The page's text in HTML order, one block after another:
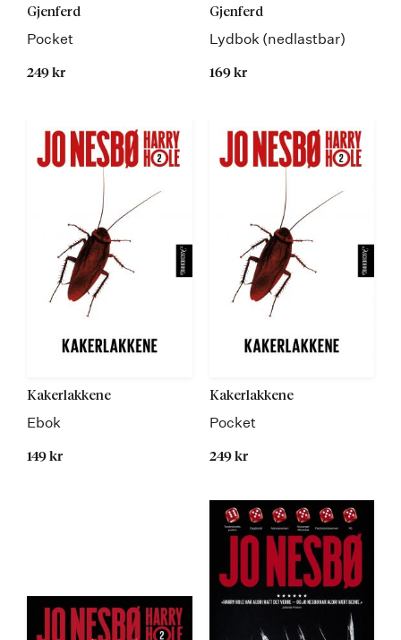
Gjenferd
Pocket
249 kr
Gjenferd
Lydbok (nedlastbar)
169 kr
Kakerlakkene
Ebok
149 kr
Kakerlakkene
Pocket
249 kr